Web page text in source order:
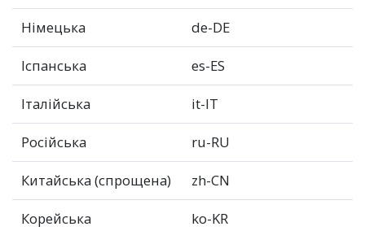
Німецька de-DE
Іспанська es-ES
Італійська it-IT
Російська ru-RU
Китайська (спрощена) zh-CN
Корейська ko-KR